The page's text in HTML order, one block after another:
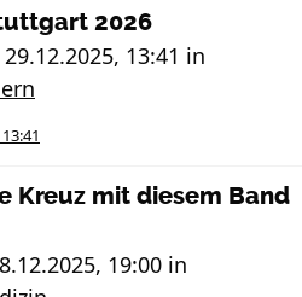
2026
29.12.2025, 13:41 in
Kreuz mit diesem Band
19:00 in